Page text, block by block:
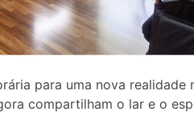
para uma nova realidade
compartilham o lar e o